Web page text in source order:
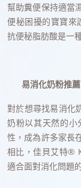
幫助糞便保持適當
便秘困擾的寶寶
抗便秘脂肪酸是一
易消化奶粉推
對於想尋找易消
奶粉以其天然的小
性，成為許多家長
相比，佳貝艾特®
適合面對消化問題